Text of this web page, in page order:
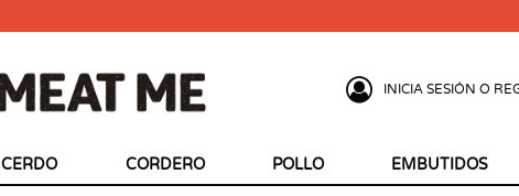
INICIA SESIÓN O
CERDO CORDERO POLLO EMBUTIDOS